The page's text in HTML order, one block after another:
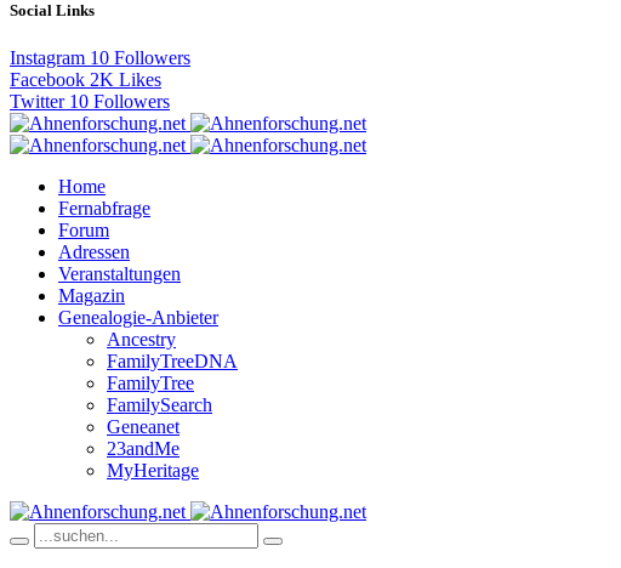
Social Links
Instagram 10 Followers
Facebook 2K Likes
Twitter 10 Followers
Home
Fernabfrage
Forum
Adressen
Veranstaltungen
Magazin
Genealogie-Anbieter
Ancestry
FamilyTreeDNA
FamilyTree
FamilySearch
Geneanet
23andMe
MyHeritage